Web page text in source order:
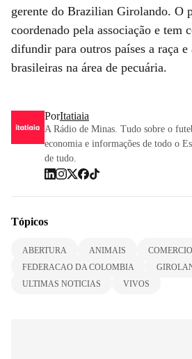
gerente do Brazilian Girolando. O
coordenado pela associação e tem
difundir para outros países a raça e
brasileiras na área de pecuária.
PorItatiaia
A Rádio de Minas. Tudo sobre o
economia e informações de todo o
de tudo.
Tópicos
ABERTURA ANIMAIS COMERCIO
FEDERACAO DA COLOMBIA
ULTIMAS NOTICIAS
VIVOS